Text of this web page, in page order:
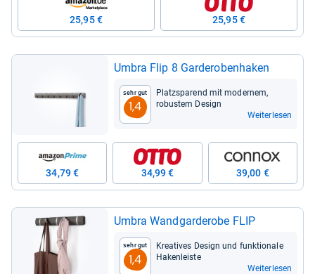
25,95 € 25,95 €
Umbra Flip 8 Gar­de­ro­ben­ha­ken
Sehr gut
1,4
Platz­spa­rend mit moder­nem,
robus­tem Design
Weiterlesen
34,79 € 34,99 € 39,00 €
Umbra Wand­gar­de­robe FLIP
Sehr gut
1,4
Krea­ti­ves Design und funk­tio­nale
Haken­leiste
Weiterlesen